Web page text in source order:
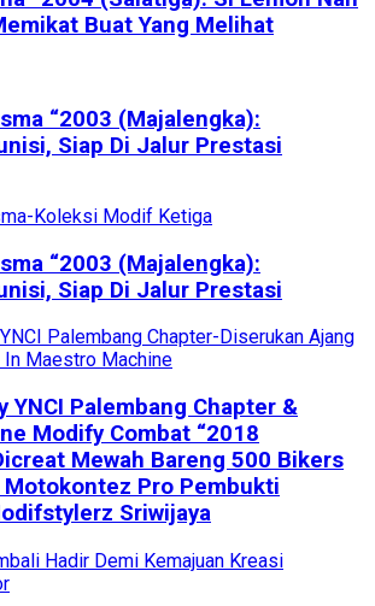
Buat Yang Melihat
“2003 (Majalengka):
Siap Di Jalur Prestasi
“2003 (Majalengka):
Siap Di Jalur Prestasi
YNCI Palembang Chapter &
Modify Combat “2018
Mewah Bareng 500 Bikers
Motokontez Pro Pembukti
Sriwijaya